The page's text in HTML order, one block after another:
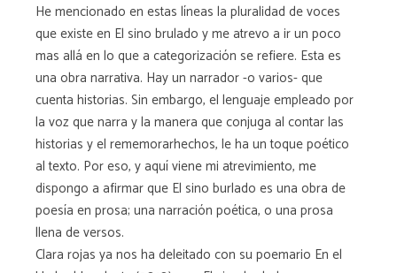
He mencionado en estas líneas la pluralidad de voces
que existe en El sino brulado y me atrevo a ir un poco
mas allá en lo que a categorización se refiere. Esta es
una obra narrativa. Hay un narrador -o varios- que
cuenta historias. Sin embargo, el lenguaje empleado por
la voz que narra y la manera que conjuga al contar las
historias y el rememorarhechos, le ha un toque poético
al texto. Por eso, y aquí viene mi atrevimiento, me
dispongo a afirmar que El sino burlado es una obra de
poesía en prosa; una narración poética, o una prosa
llena de versos.
Clara rojas ya nos ha deleitado con su poemario En el